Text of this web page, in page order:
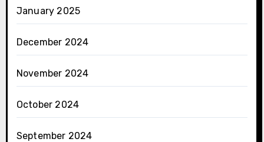
January 2025
December 2024
November 2024
October 2024
September 2024